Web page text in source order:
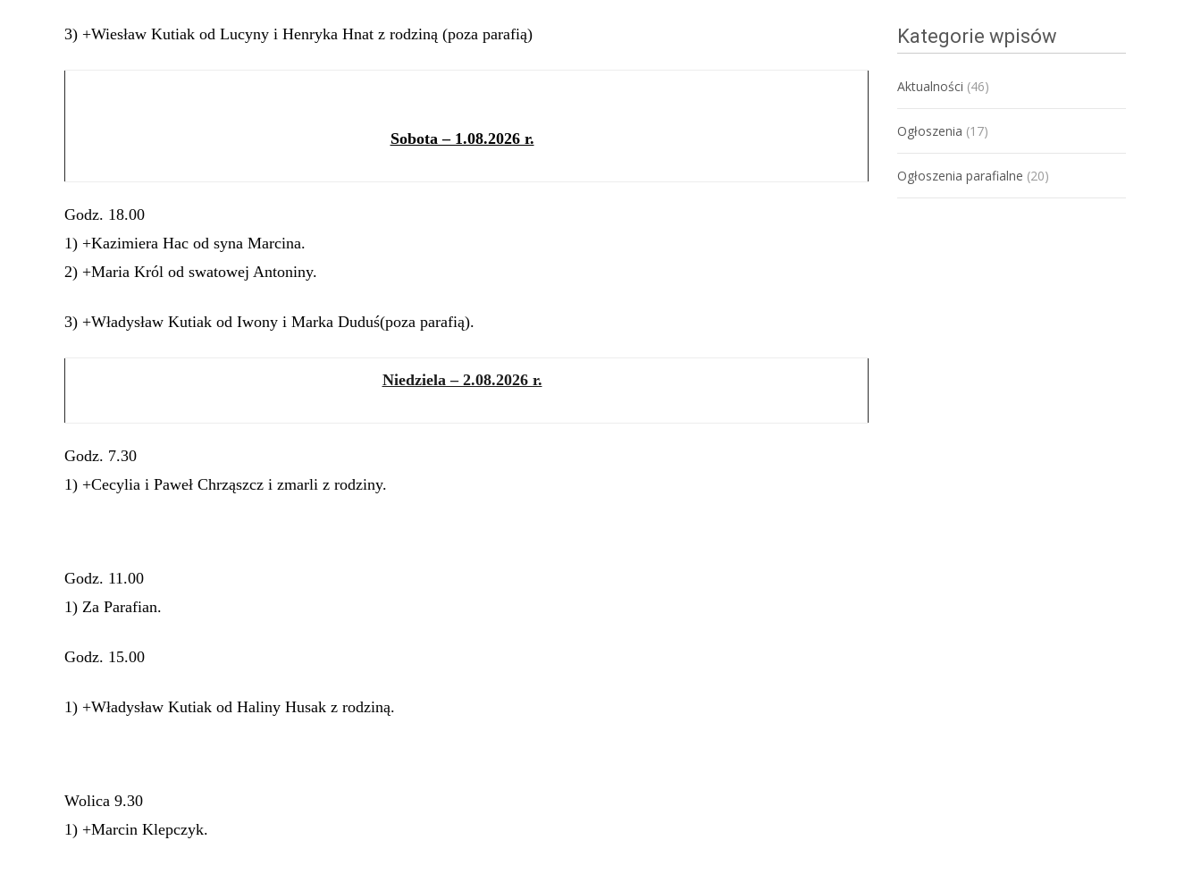
3) +Wiesław Kutiak od Lucyny i Henryka Hnat z rodziną (poza parafią)
Sobota – 1.08.2026 r.
Godz. 18.00
1) +Kazimiera Hac od syna Marcina.
2) +Maria Król od swatowej Antoniny.
3) +Władysław Kutiak od Iwony i Marka Duduś(poza parafią).
Niedziela – 2.08.2026 r.
Godz. 7.30
1) +Cecylia i Paweł Chrząszcz i zmarli z rodziny.
Godz. 11.00
1) Za Parafian.
Godz. 15.00
1) +Władysław Kutiak od Haliny Husak z rodziną.
Wolica 9.30
1) +Marcin Klepczyk.
Kategorie wpisów
Aktualności (46)
Ogłoszenia (17)
Ogłoszenia parafialne (20)